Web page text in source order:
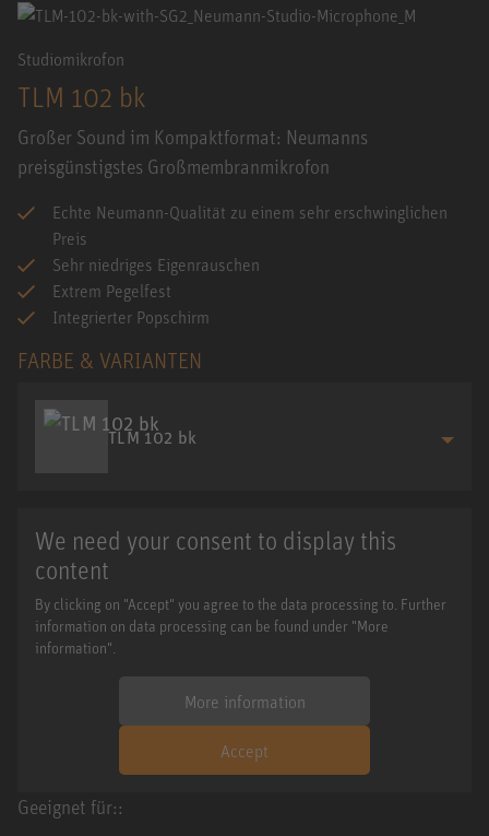
Studiomikrofon
TLM 102 bk
Großer Sound im Kompaktformat: Neumanns
preisgünstigstes Großmembranmikrofon
Echte Neumann-Qualität zu einem sehr erschwinglichen
Preis
Sehr niedriges Eigenrauschen
Extrem Pegelfest
Integrierter Popschirm
FARBE & VARIANTEN
TLM 102 bk
We need your consent to display this
content
By clicking on "Accept" you agree to the data processing to. Further
information on data processing can be found under "More
information".
More information
Accept
Geeignet für::